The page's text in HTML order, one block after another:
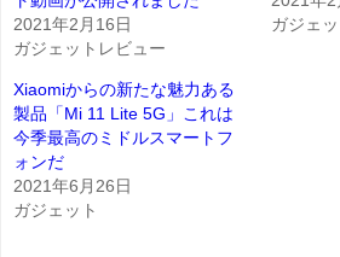
2021年2月16日
ガジェットレビュー
ガジェ
Xiaomiからの新たな魅力ある
製品「Mi 11 Lite 5G」これは
今季最高のミドルスマートフ
ォンだ
2021年6月26日
ガジェット